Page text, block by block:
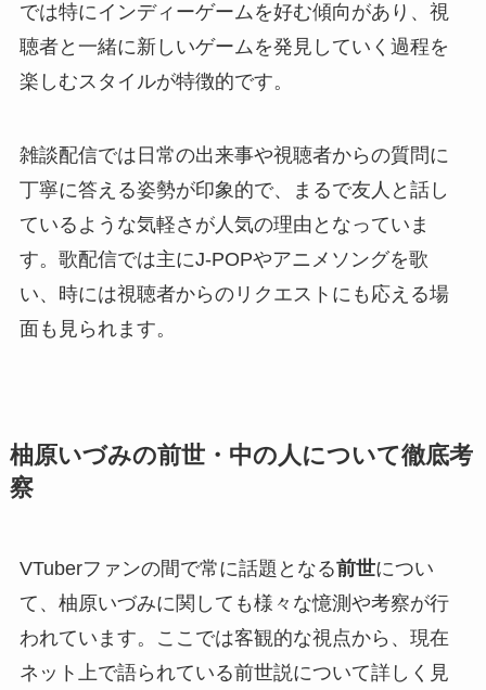
では特にインディーゲームを好む傾向があり、視
聴者と一緒に新しいゲームを発見していく過程を
楽しむスタイルが特徴的です。
雑談配信では日常の出来事や視聴者からの質問に
丁寧に答える姿勢が印象的で、まるで友人と話し
ているような気軽さが人気の理由となっていま
す。歌配信では主にJ-POPやアニメソングを歌
い、時には視聴者からのリクエストにも応える場
面も見られます。
柚原いづみの前世・中の人について徹底考
察
VTuberファンの間で常に話題となる前世につい
て、柚原いづみに関しても様々な憶測や考察が行
われています。ここでは客観的な視点から、現在
ネット上で語られている前世説について詳しく見